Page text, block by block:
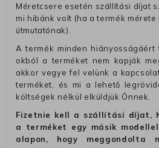
Méretcsere esetén szállítási díjat
mi hibánk volt (ha a termék
útmutatónak).
A termék minden hiányosságáért
okból a terméket nem kapják
akkor vegye fel velünk a
terméket, és mi a lehető
költségek nélkül elküldjük Önnek.
Fizetnie kell a szállítási díjat,
a terméket egy másik
alapon, hogy meggondolta